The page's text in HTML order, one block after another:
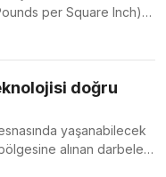
per Square Inch)
doğru
yaşanabilecek
alınan darbeleri